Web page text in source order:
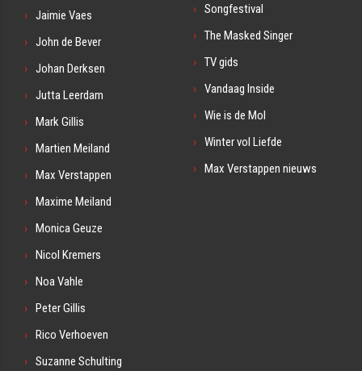
Jaimie Vaes
John de Bever
Johan Derksen
Jutta Leerdam
Mark Gillis
Martien Meiland
Max Verstappen
Maxime Meiland
Monica Geuze
Nicol Kremers
Noa Vahle
Peter Gillis
Rico Verhoeven
Suzanne Schulting
Songfestival
The Masked Singer
TV gids
Vandaag Inside
Wie is de Mol
Winter vol Liefde
Max Verstappen nieuws